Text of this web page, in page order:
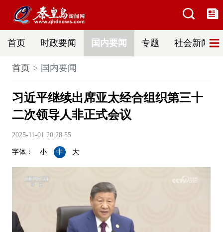
首页 时政要闻 国内要闻 专题 社会新闻
首页 国内要闻
习近平继续出席亚太经合组织第三十
二次领导人非正式会议
2025-11-01 20:28:55
字体： 小 中 大